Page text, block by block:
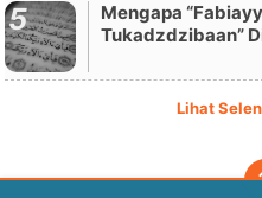
Mengapa
Tukadzdzibaan”
Lihat